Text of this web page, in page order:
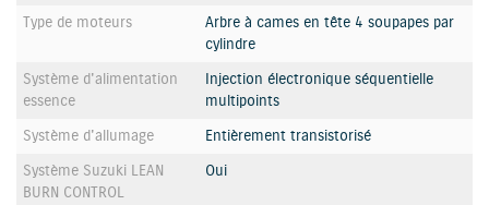
Type de moteurs
Arbre à cames en tête 4 soupapes par
cylindre
Système d'alimentation
essence
Injection électronique séquentielle
multipoints
Système d'allumage
Entièrement transistorisé
Système Suzuki LEAN
BURN CONTROL
Oui